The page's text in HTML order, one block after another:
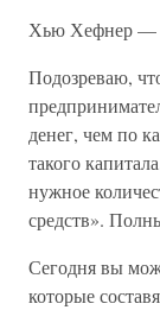
Хью Хефнер —
Подозреваю,
денег, чем по
такого
нужное
средств».
Сегодня вы
которые